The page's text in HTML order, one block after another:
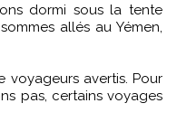
dormi sous la tente
allés au Yémen,
voyageurs avertis. Pour
pas, certains voyages